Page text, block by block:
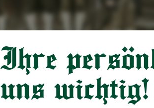
Ihre
uns wichtig!